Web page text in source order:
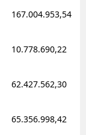
167.004.953,54
10.778.690,22
62.427.562,30
65.356.998,42